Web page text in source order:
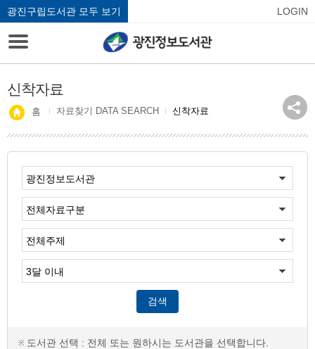
광진구립도서관 모두 보기 LOGIN
신착자료
홈 자료찾기 DATA SEARCH 신착자료
검색
도서관 선택 : 전체 또는 원하시는 도서관을 선택합니다.